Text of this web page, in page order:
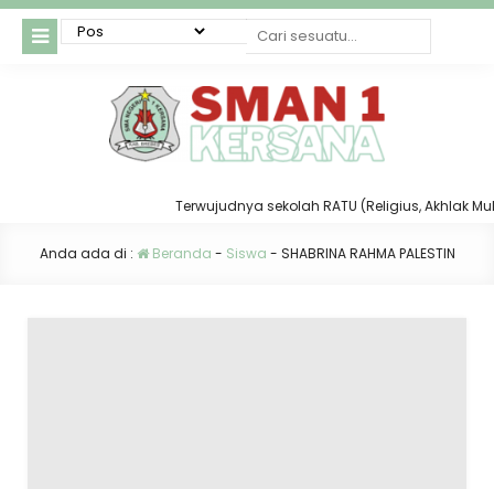
Terwujudnya sekolah RATU (Religius, Akhlak
Anda ada di : Beranda - Siswa - SHABRINA RAHMA PALESTIN